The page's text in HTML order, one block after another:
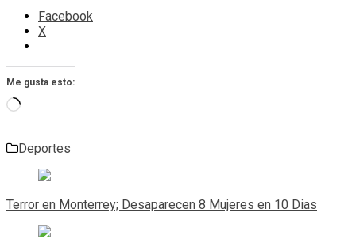
Facebook
X
Me gusta esto:
Cargando...
Deportes
Navegación
de
entradas
Terror en Monterrey; Desaparecen 8 Mujeres en 10 Dias